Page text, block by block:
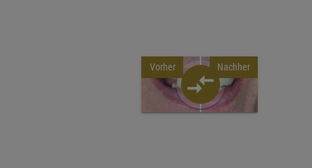
Vorher Nachher